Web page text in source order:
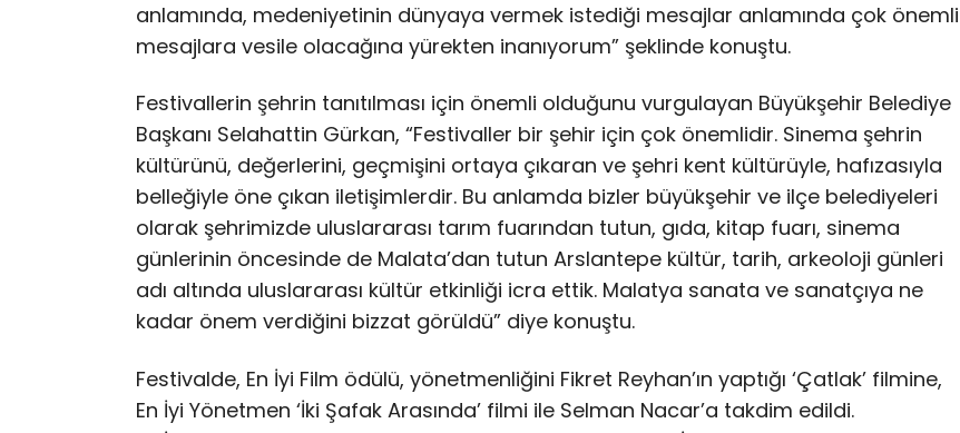
anlamında, medeniyetinin dünyaya vermek istediği mesajlar anlamında çok önemli
mesajlara vesile olacağına yürekten inanıyorum” şeklinde konuştu.
Festivallerin şehrin tanıtılması için önemli olduğunu vurgulayan Büyükşehir Belediye
Başkanı Selahattin Gürkan, “Festivaller bir şehir için çok önemlidir. Sinema şehrin
kültürünü, değerlerini, geçmişini ortaya çıkaran ve şehri kent kültürüyle, hafızasıyla
belleğiyle öne çıkan iletişimlerdir. Bu anlamda bizler büyükşehir ve ilçe belediyeleri
olarak şehrimizde uluslararası tarım fuarından tutun, gıda, kitap fuarı, sinema
günlerinin öncesinde de Malata’dan tutun Arslantepe kültür, tarih, arkeoloji günleri
adı altında uluslararası kültür etkinliği icra ettik. Malatya sanata ve sanatçıya ne
kadar önem verdiğini bizzat görüldü” diye konuştu.
Festivalde, En İyi Film ödülü, yönetmenliğini Fikret Reyhan’ın yaptığı ‘Çatlak’ filmine,
En İyi Yönetmen ‘İki Şafak Arasında’ filmi ile Selman Nacar’a takdim edildi.